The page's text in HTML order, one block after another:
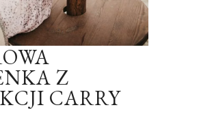
Z
CARRY